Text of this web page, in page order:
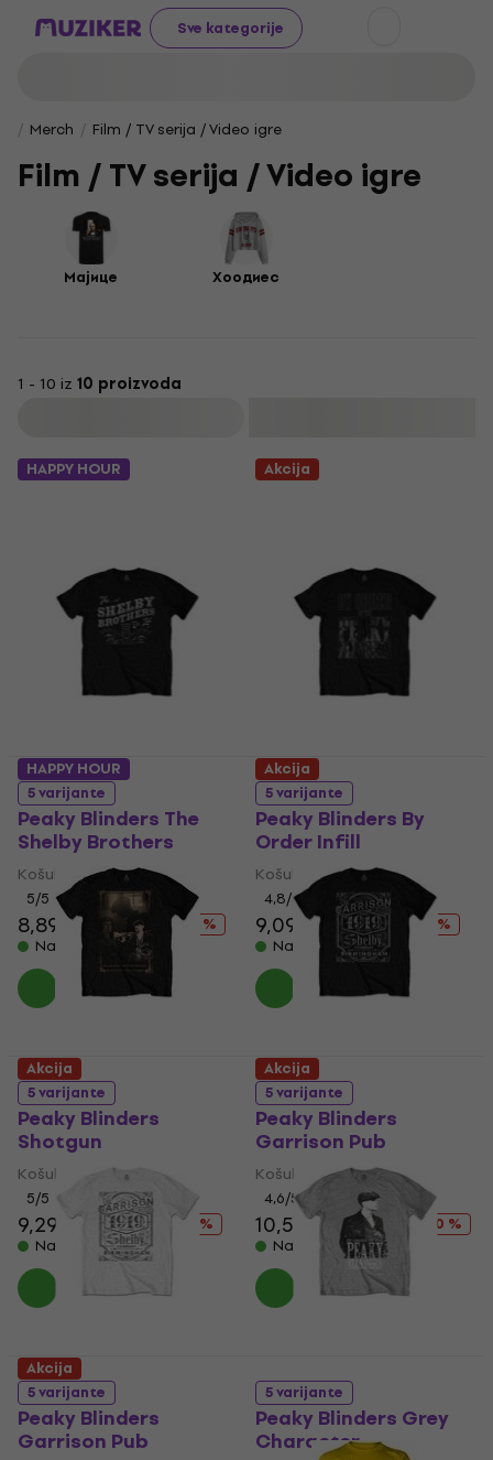
Sve kategorije
Merch Film / TV serija / Video igre
Film / TV serija / Video igre
Мајице Хоодиес
1 - 10 iz 10 proizvoda
HAPPY HOUR
5 varijante
Peaky Blinders The
Shelby Brothers
Košulja
5/5
8,89 € 14,90 €
- 40 %
Na stanju u skladištu
Akcija
5 varijante
Peaky Blinders By
Order Infill
Košulja
4,8/5
9,09 € 14,90 €
- 39 %
Na stanju u skladištu
HAPPY HOUR
5 varijante
Peaky Blinders
Shotgun
Košulja
5/5
9,29 € 14,90 €
- 38 %
Na stanju u skladištu
Akcija
5 varijante
Peaky Blinders
Garrison Pub
Košulja
4,6/5
10,50 € 14,90 €
- 30 %
Na stanju u skladištu
Akcija
5 varijante
Peaky Blinders
Garrison Pub
Akcija
5 varijante
Peaky Blinders Grey
Character
Akcija